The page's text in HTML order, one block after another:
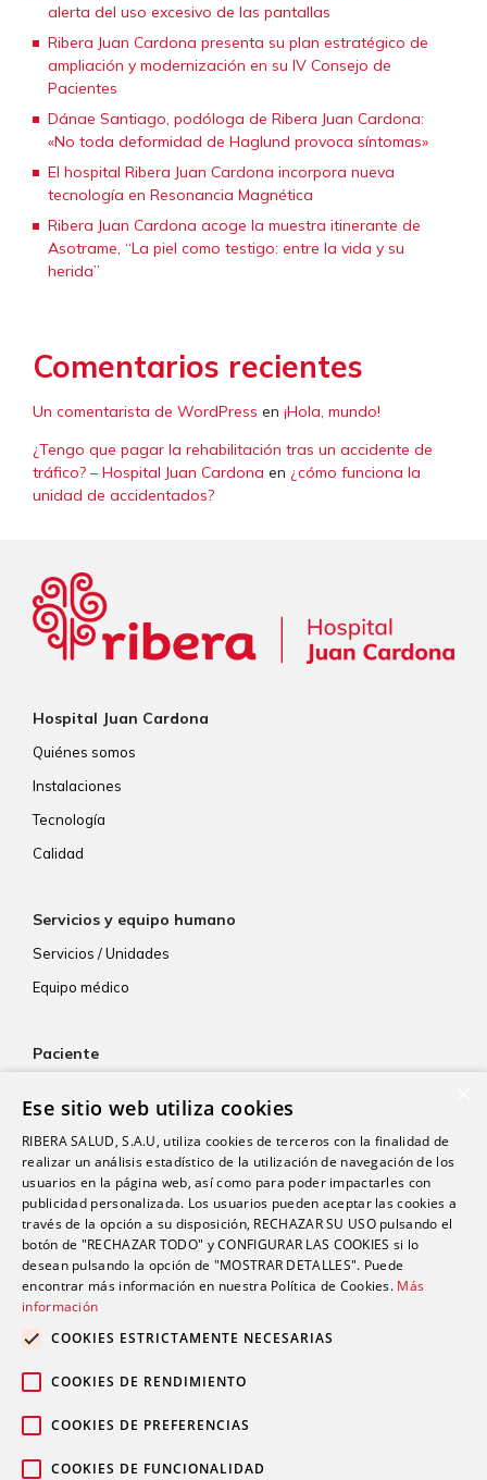
alerta del uso excesivo de las pantallas
Ribera Juan Cardona presenta su plan estratégico de
ampliación y modernización en su IV Consejo de
Pacientes
Dánae Santiago, podóloga de Ribera Juan Cardona:
«No toda deformidad de Haglund provoca síntomas»
El hospital Ribera Juan Cardona incorpora nueva
tecnología en Resonancia Magnética
Ribera Juan Cardona acoge la muestra itinerante de
Asotrame, “La piel como testigo: entre la vida y su
herida”
Comentarios recientes
Un comentarista de WordPress en ¡Hola, mundo!
¿Tengo que pagar la rehabilitación tras un accidente de
tráfico? – Hospital Juan Cardona en ¿cómo funciona la
unidad de accidentados?
Hospital Juan Cardona
Quiénes somos
Instalaciones
Tecnología
Calidad
Servicios y equipo humano
Servicios / Unidades
Equipo médico
Paciente
Aseguradoras
Resultados de laboratorio
Consentimiento informado
Paciente internacional
Actualidad
Contacto
Ese sitio web utiliza cookies
RIBERA SALUD, S.A.U, utiliza cookies de terceros con la finalidad de
realizar un análisis estadístico de la utilización de navegación de los
usuarios en la página web, así como para poder impactarles con
publicidad personalizada. Los usuarios pueden aceptar las cookies a
través de la opción a su disposición, RECHAZAR SU USO pulsando el
botón de "RECHAZAR TODO" y CONFIGURAR LAS COOKIES si lo
desean pulsando la opción de "MOSTRAR DETALLES". Puede
encontrar más información en nuestra Política de Cookies. Más
información
COOKIES ESTRICTAMENTE NECESARIAS
COOKIES DE RENDIMIENTO
COOKIES DE PREFERENCIAS
COOKIES DE FUNCIONALIDAD